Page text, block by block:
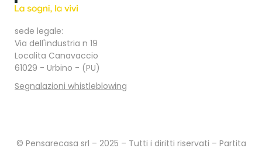
sede legale:
Via dell'industria n 19
Localita Canavaccio
61029 - Urbino - (PU)
Segnalazioni whistleblowing
© Pensarecasa srl – 2025 – Tutti i diritti riservati – Partita